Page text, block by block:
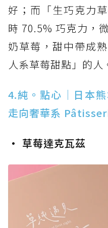
好；而「生巧克力
時 70.5% 巧克力，
奶草莓，甜中帶成
人系草莓甜點」的人
4.純。點心｜日本
走向奢華系
• 草莓達克瓦茲